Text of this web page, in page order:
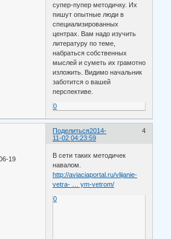
супер-пупер методичку. Их
пишут опытные люди в
специализированных
центрах. Вам надо изучить
литературу по теме,
набраться собственных
мыслей и суметь их грамотно
изложить. Видимо начальник
заботится о вашей
перспективе.
0
Поделиться 4
2014-
11-02 04:23:59
19
В сети таких методичек
навалом.
http://aviaciaportal.ru/vlijanie-
vetra- … ym-vetrom/
0